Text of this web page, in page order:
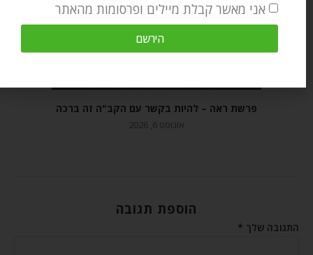
פרשת ראה – להיות בקשר עם הקב"ה זה ברכה
אוגוסט 6, 2026
הוספת תגובה
התגובה שלך*
אני מאשר קבלת מיילים ופרסומות מהאתר
הירשם